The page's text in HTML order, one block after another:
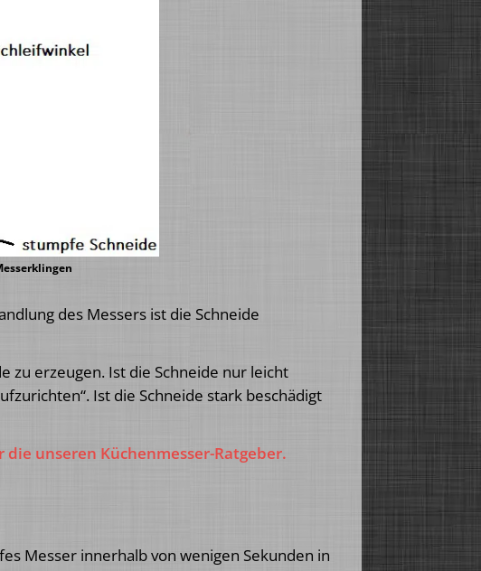
des Messers ist die Schneide
zu erzeugen. Ist die Schneide nur leicht
Ist die Schneide stark beschädigt
unseren Küchenmesser-Ratgeber.
Messer innerhalb von wenigen Sekunden in